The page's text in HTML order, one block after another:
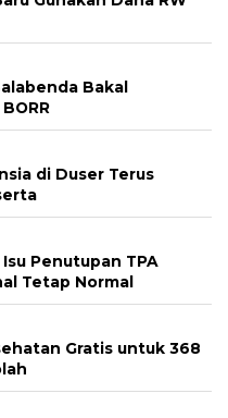
Bakal
di Duser Terus
Penutupan TPA
Tetap Normal
Gratis untuk 368